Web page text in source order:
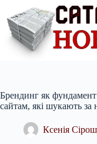
вмісту
Брендинг як
сайтам, які шукають за
Ксенія